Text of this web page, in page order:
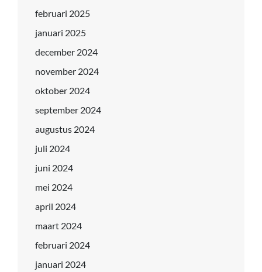
februari 2025
januari 2025
december 2024
november 2024
oktober 2024
september 2024
augustus 2024
juli 2024
juni 2024
mei 2024
april 2024
maart 2024
februari 2024
januari 2024